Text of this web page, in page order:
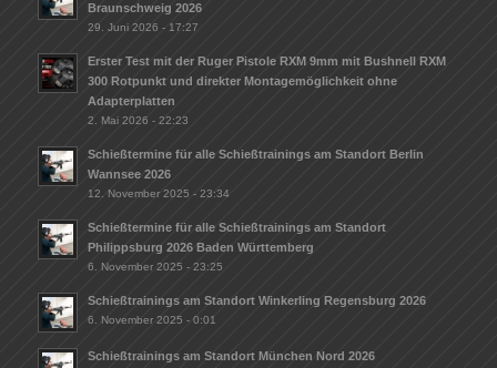
Braunschweig 2026
29. Juni 2026 - 17:27
Erster Test mit der Ruger Pistole RXM 9mm mit Bushnell RXM
300 Rotpunkt und direkter Montagemöglichkeit ohne
Adapterplatten
2. Mai 2026 - 22:23
Schießtermine für alle Schießtrainings am Standort Berlin
Wannsee 2026
12. November 2025 - 23:34
Schießtermine für alle Schießtrainings am Standort
Philippsburg 2026 Baden Württemberg
6. November 2025 - 23:25
Schießtrainings am Standort Winkerling Regensburg 2026
6. November 2025 - 0:01
Schießtrainings am Standort München Nord 2026